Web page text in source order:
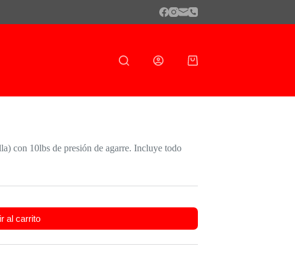
Shopping
con 10lbs de presión de agarre. Incluye todo
al carrito